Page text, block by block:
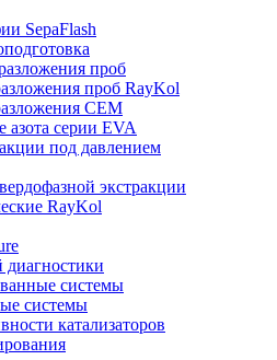
SepaFlash
проб
проб RayKol
CEM
азота серии EVA
под давлением
экстракции
RayKol
системы
системы
катализаторов